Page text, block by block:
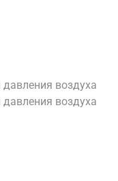
воздуха
воздуха